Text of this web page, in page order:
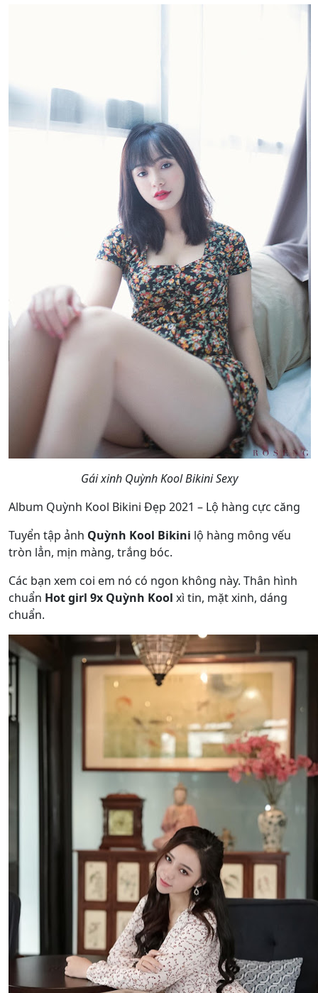
Gái xinh Quỳnh Kool Bikini Sexy
Album Quỳnh Kool Bikini Đẹp 2021 – Lộ hàng cực căng
Tuyển tập ảnh Quỳnh Kool Bikini lộ hàng mông vếu
tròn lẳn, mịn màng, trắng bóc.
Các bạn xem coi em nó có ngon không này. Thân hình
chuẩn Hot girl 9x Quỳnh Kool xì tin, mặt xinh, dáng
chuẩn.